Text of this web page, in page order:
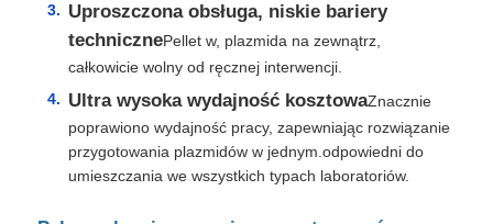
Do domu
Produkty
O nas
Uproszczona obsługa, niskie bariery
technicznePellet w, plazmida na zewnątrz,
całkowicie wolny od ręcznej interwencji.
Ultra wysoka wydajność kosztowaZnacznie
poprawiono wydajność pracy, zapewniając rozwiązanie
przygotowania plazmidów w jednym.odpowiedni do
umieszczania we wszystkich typach laboratoriów.